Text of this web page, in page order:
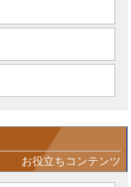
お役立ちコンテンツ